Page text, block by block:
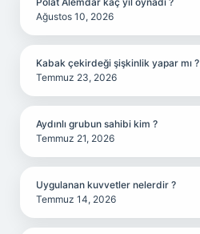
Ağustos 10, 2026
Kabak çekirdeği şişkinlik yapar mı ?
Temmuz 23, 2026
Aydınlı grubun sahibi kim ?
Temmuz 21, 2026
Uygulanan kuvvetler nelerdir ?
Temmuz 14, 2026